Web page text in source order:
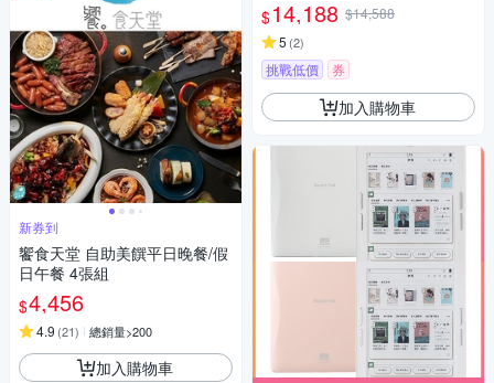
新券到
饗食天堂 自助美饌平日晚餐/假
日午餐 4張組
$4,456
4.9 (21) 總銷量>200
加入購物車
$14,188 $14,588
5 (2)
挑戰低價 券
加入購物車